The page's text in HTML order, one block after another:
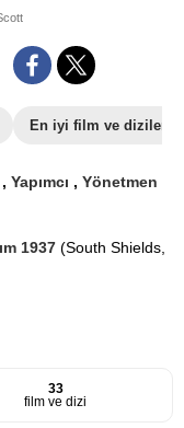
En iyi film ve dizileri
,Yapımcı ,Yönetmen
1937(South Shields,
33
film ve dizi